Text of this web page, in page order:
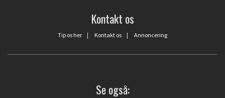
Kontakt os
Tip os her | Kontakt os | Annoncering
Se også: